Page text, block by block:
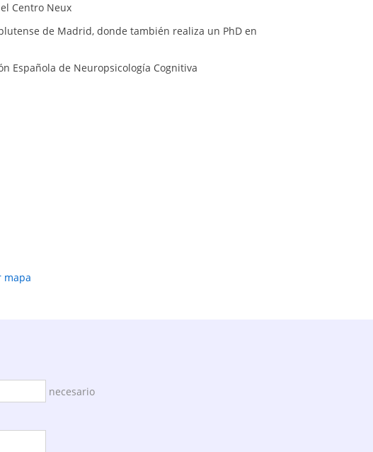
Centro Neux
de Madrid, donde también realiza un PhD en
Española de Neuropsicología Cognitiva
mapa
necesario